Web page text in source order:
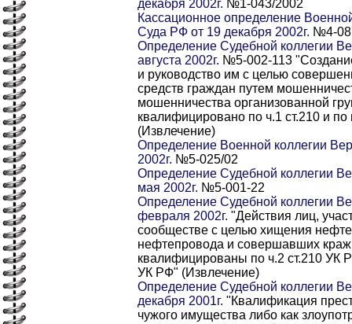
декабря 2002г. №1-043/2002
Кассационное определение
Суда РФ от 19 декабря 2002г. №4-
Определение Судебной коллегии
августа 2002г. №5-002-113
и руководство им с целью
средств граждан путем
мошенничества организованной
квалифицировано по ч.1 ст.210 и
(Извлечение)
Определение Военной коллегии
2002г. №5-025/02
Определение Судебной коллегии
мая 2002г. №5-001-22
Определение Судебной коллегии
февраля 2002г. "Действия лиц,
сообществе с целью хищения
нефтепровода и совершавших
квалифицированы по ч.2 ст.210 УК
УК РФ" (Извлечение)
Определение Судебной коллегии
декабря 2001г. "Квалификация
чужого имущества либо как